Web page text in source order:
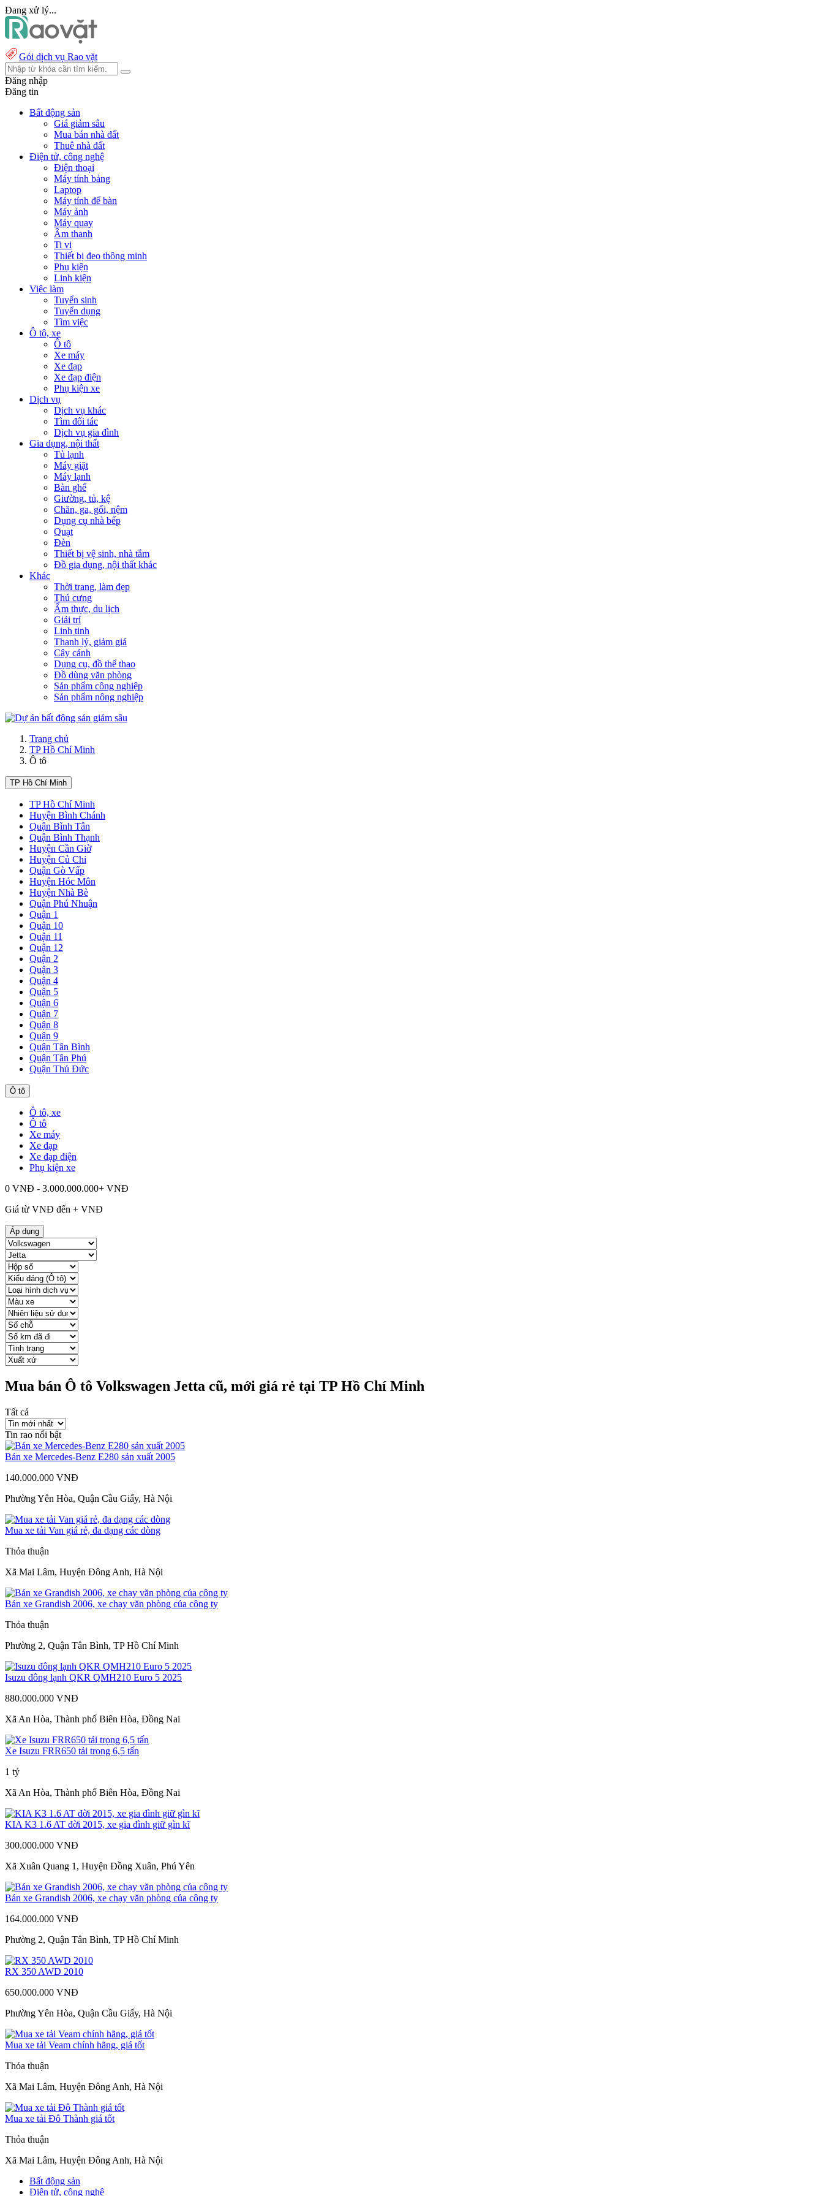
Đang xử lý...
Gói dịch vụ Rao vặt
Đăng nhập
Đăng tin
Bất động sản
Giá giảm sâu
Mua bán nhà đất
Thuê nhà đất
Điện tử, công nghệ
Điện thoại
Máy tính bảng
Laptop
Máy tính để bàn
Máy ảnh
Máy quay
Âm thanh
Ti vi
Thiết bị đeo thông minh
Phụ kiện
Linh kiện
Việc làm
Tuyển sinh
Tuyển dụng
Tìm việc
Ô tô, xe
Ô tô
Xe máy
Xe đạp
Xe đạp điện
Phụ kiện xe
Dịch vụ
Dịch vụ khác
Tìm đối tác
Dịch vụ gia đình
Gia dụng, nội thất
Tủ lạnh
Máy giặt
Máy lạnh
Bàn ghế
Giường, tủ, kệ
Chăn, ga, gối, nệm
Dụng cụ nhà bếp
Quạt
Đèn
Thiết bị vệ sinh, nhà tắm
Đồ gia dụng, nội thất khác
Khác
Thời trang, làm đẹp
Thú cưng
Ẩm thực, du lịch
Giải trí
Linh tinh
Thanh lý, giảm giá
Cây cảnh
Dụng cụ, đồ thể thao
Đồ dùng văn phòng
Sản phẩm công nghiệp
Sản phẩm nông nghiệp
Trang chủ
TP Hồ Chí Minh
Ô tô
TP Hồ Chí Minh
TP Hồ Chí Minh
Huyện Bình Chánh
Quận Bình Tân
Quận Bình Thạnh
Huyện Cần Giờ
Huyện Củ Chi
Quận Gò Vấp
Huyện Hóc Môn
Huyện Nhà Bè
Quận Phú Nhuận
Quận 1
Quận 10
Quận 11
Quận 12
Quận 2
Quận 3
Quận 4
Quận 5
Quận 6
Quận 7
Quận 8
Quận 9
Quận Tân Bình
Quận Tân Phú
Quận Thủ Đức
Ô tô
Ô tô, xe
Ô tô
Xe máy
Xe đạp
Xe đạp điện
Phụ kiện xe
0 VNĐ - 3.000.000.000+ VNĐ
Giá từ VNĐ đến + VNĐ
Áp dụng
Mua bán Ô tô Volkswagen Jetta cũ, mới giá rẻ tại TP Hồ Chí Minh
Tất cả
Tin rao nổi bật
Bán xe Mercedes-Benz E280 sản xuất 2005
140.000.000 VNĐ
Phường Yên Hòa, Quận Cầu Giấy, Hà Nội
Mua xe tải Van giá rẻ, đa dạng các dòng
Thỏa thuận
Xã Mai Lâm, Huyện Đông Anh, Hà Nội
Bán xe Grandish 2006, xe chạy văn phòng của công ty
Thỏa thuận
Phường 2, Quận Tân Bình, TP Hồ Chí Minh
Isuzu đông lạnh QKR QMH210 Euro 5 2025
880.000.000 VNĐ
Xã An Hòa, Thành phố Biên Hòa, Đồng Nai
Xe Isuzu FRR650 tải trọng 6,5 tấn
1 tỷ
Xã An Hòa, Thành phố Biên Hòa, Đồng Nai
KIA K3 1.6 AT đời 2015, xe gia đình giữ gìn kĩ
300.000.000 VNĐ
Xã Xuân Quang 1, Huyện Đồng Xuân, Phú Yên
Bán xe Grandish 2006, xe chạy văn phòng của công ty
164.000.000 VNĐ
Phường 2, Quận Tân Bình, TP Hồ Chí Minh
RX 350 AWD 2010
650.000.000 VNĐ
Phường Yên Hòa, Quận Cầu Giấy, Hà Nội
Mua xe tải Veam chính hãng, giá tốt
Thỏa thuận
Xã Mai Lâm, Huyện Đông Anh, Hà Nội
Mua xe tải Đô Thành giá tốt
Thỏa thuận
Xã Mai Lâm, Huyện Đông Anh, Hà Nội
Bất động sản
Điện tử, công nghệ